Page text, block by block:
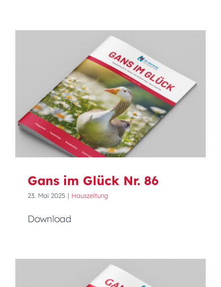
Gans im Glück Nr. 86
Gans im Glück Nr. 86
23. Mai 2025 | Hauszeitung
Download